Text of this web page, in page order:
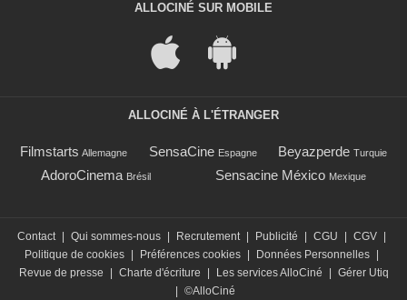
ALLOCINÉ SUR MOBILE
ALLOCINÉ À L'ÉTRANGER
Filmstarts Allemagne SensaCine Espagne Beyazperde Turquie
AdoroCinema Brésil Sensacine México Mexique
Contact Qui sommes-nous Recrutement Publicité CGU CGV
Politique de cookies
Préférences cookies Données Personnelles
Revue de presse
Charte d'écriture Les services AlloCiné
Gérer Utiq
©AlloCiné